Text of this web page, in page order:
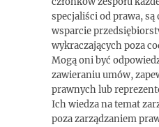
specjaliści od prawa,
wsparcie
wykraczających poza
Mogą oni być
zawieraniu umów,
prawnych lub
Ich wiedza na temat
poza zarządzaniem